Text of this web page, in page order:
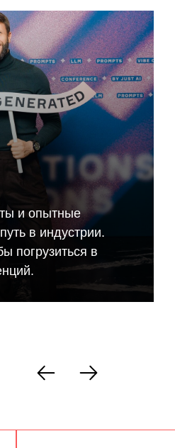
и опытные
в индустрии.
погрузиться в